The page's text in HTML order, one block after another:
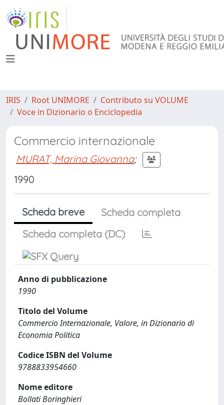
IRIS Root UNIMORE
Contributo su VOLUME
Voce in Dizionario o Enciclopedia
Commercio internazionale
MURAT, Marina Giovanna;
1990
Scheda breve
Scheda completa
Scheda completa (DC)
Anno di pubblicazione
1990
Titolo del Volume
Commercio Internazionale, Valore, in Dizionario di
Economia Politica
Codice ISBN del Volume
9788833954660
Nome editore
Bollati Boringhieri